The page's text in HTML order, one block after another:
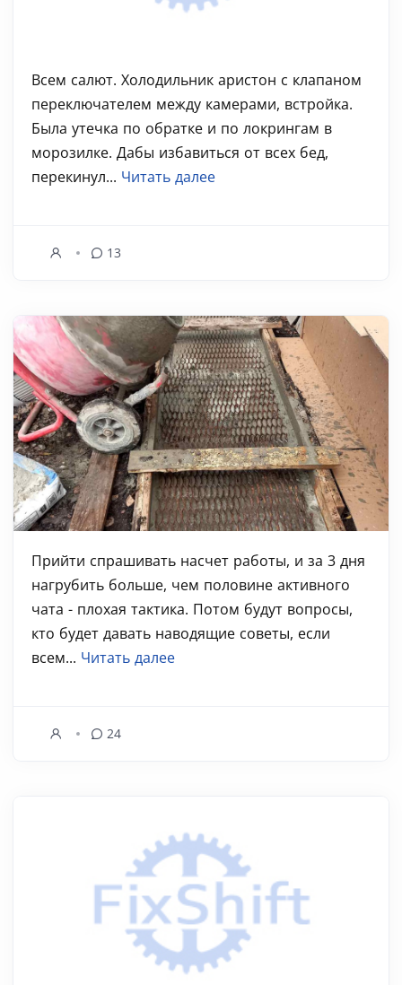
Всем салют. Холодильник аристон с клапаном
переключателем между камерами, встройка.
Была утечка по обратке и по локрингам в
морозилке. Дабы избавиться от всех бед,
перекинул... Читать далее
13
Прийти спрашивать насчет работы, и за 3 дня
нагрубить больше, чем половине активного
чата - плохая тактика. Потом будут вопросы,
кто будет давать наводящие советы, если
всем... Читать далее
24